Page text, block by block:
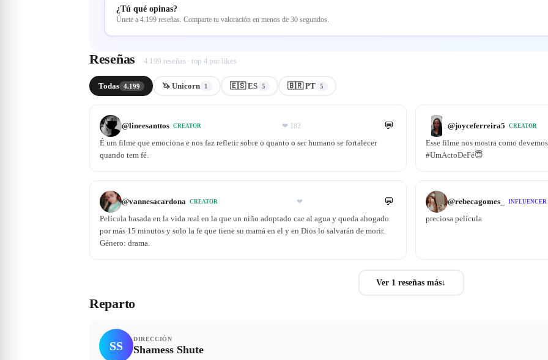
¿Tú qué opinas?
Únete a 4.199 reseñas. Comparte tu valoración en menos de 30 segundos.
Reseñas 4.199 reseñas · top 4 por likes
Todas 4.199 🦄 Unicorn 1 🇪🇸 ES 5 🇧🇷 PT 5
@lineesanttos CREATOR ❤ 182 💬
É um filme que emociona e nos faz refletir sobre o quanto o ser humano se fortalecer
quando tem fé.
@joyceferreira5 CREATOR
Esse filme nos mostra como
#UmActoDeFé😇
@vannesacardona CREATOR ❤ 💬
Película basada en la vida real en la que un niño adoptado cae al agua y queda ahogado
por más 15 minutos y solo la fe que tiene su mamá en el y en Dios lo salvarán de morir.
Género: drama.
@rebecagomes_ INFLUENCER
preciosa película
Ver 1 reseñas más↓
Reparto
SS DIRECCIÓN
Shamess Shute